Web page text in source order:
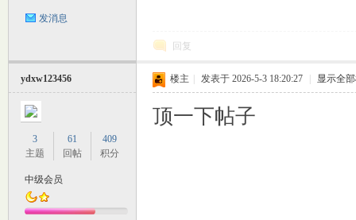
发消息
回复
ydxw123456
3
主题
61
回帖
409
积分
中级会员
楼主 发表于 2026-5-3 18:20:27 显示全
顶一下帖子